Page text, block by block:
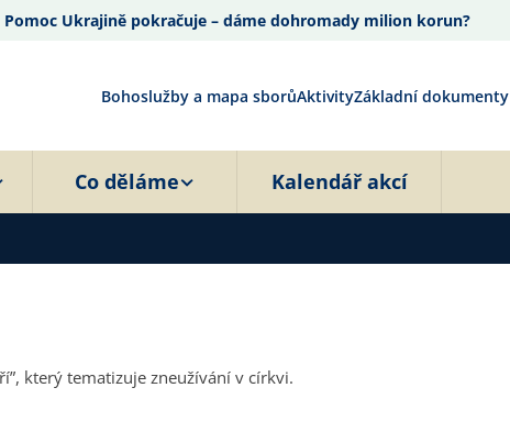
Pomoc Ukrajině pokračuje – dáme dohromady milion korun?
Bohoslužby a mapa sborůAktivityZákladní dokumenty
Co děláme Kalendář akcí
který tematizuje zneužívání v církvi.